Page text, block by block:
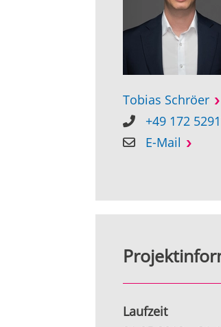
Tobias Schröer
+49 172
E-Mail
Laufzeit